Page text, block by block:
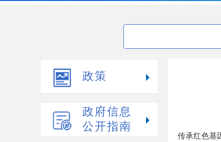
政策
政府信息
公开指南
传承红色基